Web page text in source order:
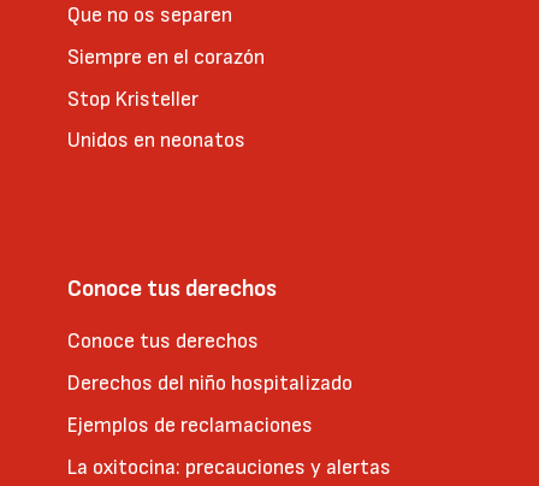
Que no os separen
Siempre en el corazón
Stop Kristeller
Unidos en neonatos
Conoce tus derechos
Conoce tus derechos
Derechos del niño hospitalizado
Ejemplos de reclamaciones
La oxitocina: precauciones y alertas